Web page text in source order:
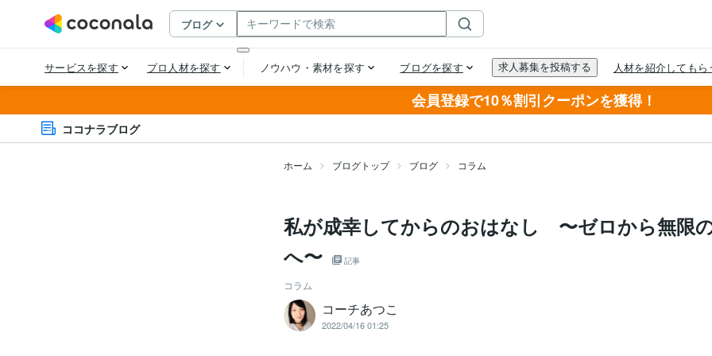
会員登録で10％割引クーポンを獲得！
ココナラブログ
ホーム ブログトップ ブログ コラム
私が成幸してからのおはなし 〜ゼロから無限
へ〜
記事
コラム
コーチあつこ
2022/04/16 01:25